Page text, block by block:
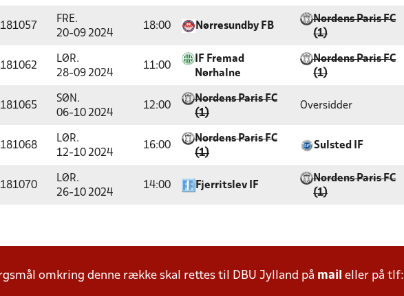
181057
FRE.
20-09 2024
18:00 Nørresundby FB
Nordens Paris FC
(1)
181062
LØR.
28-09 2024
11:00
IF Fremad
Nørhalne
Nordens Paris FC
(1)
181065
SØN.
06-10 2024
12:00
Nordens Paris FC
(1)
Oversidder
181068
LØR.
12-10 2024
16:00
Nordens Paris FC
(1)
Sulsted IF
181070
LØR.
26-10 2024
14:00 Fjerritslev IF
Nordens Paris FC
(1)
omkring denne række skal rettes til DBU Jylland på mail eller på tlf: